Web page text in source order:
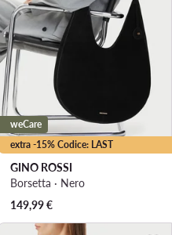
extra -15% Codice: LAST
weCare
GINO ROSSI
Borsetta · Nero
149,99€